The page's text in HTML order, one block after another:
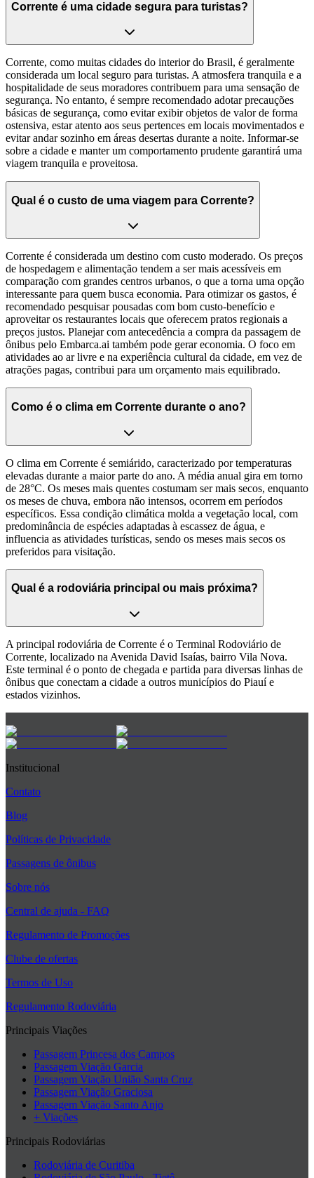
Corrente é uma cidade segura para turistas?
Corrente, como muitas cidades do interior do Brasil, é geralmente
considerada um local seguro para turistas. A atmosfera tranquila e a
hospitalidade de seus moradores contribuem para uma sensação de
segurança. No entanto, é sempre recomendado adotar precauções
básicas de segurança, como evitar exibir objetos de valor de forma
ostensiva, estar atento aos seus pertences em locais movimentados e
evitar andar sozinho em áreas desertas durante a noite. Informar-se
sobre a cidade e manter um comportamento prudente garantirá uma
viagem tranquila e proveitosa.
Qual é o custo de uma viagem para Corrente?
Corrente é considerada um destino com custo moderado. Os preços
de hospedagem e alimentação tendem a ser mais acessíveis em
comparação com grandes centros urbanos, o que a torna uma opção
interessante para quem busca economia. Para otimizar os gastos, é
recomendado pesquisar pousadas com bom custo-benefício e
aproveitar os restaurantes locais que oferecem pratos regionais a
preços justos. Planejar com antecedência a compra da passagem de
ônibus pelo Embarca.ai também pode gerar economia. O foco em
atividades ao ar livre e na experiência cultural da cidade, em vez de
atrações pagas, contribui para um orçamento mais equilibrado.
Como é o clima em Corrente durante o ano?
O clima em Corrente é semiárido, caracterizado por temperaturas
elevadas durante a maior parte do ano. A média anual gira em torno
de 28°C. Os meses mais quentes costumam ser mais secos, enquanto
os meses de chuva, embora não intensos, ocorrem em períodos
específicos. Essa condição climática molda a vegetação local, com
predominância de espécies adaptadas à escassez de água, e
influencia as atividades turísticas, sendo os meses mais secos os
preferidos para visitação.
Qual é a rodoviária principal ou mais próxima?
A principal rodoviária de Corrente é o Terminal Rodoviário de
Corrente, localizado na Avenida David Isaías, bairro Vila Nova.
Este terminal é o ponto de chegada e partida para diversas linhas de
ônibus que conectam a cidade a outros municípios do Piauí e
estados vizinhos.
Institucional
Contato
Blog
Políticas de Privacidade
Passagens de ônibus
Sobre nós
Central de ajuda - FAQ
Regulamento de Promoções
Clube de ofertas
Termos de Uso
Regulamento Rodoviária
Principais Viações
Passagem Princesa dos Campos
Passagem Viação Garcia
Passagem Viação União Santa Cruz
Passagem Viação Graciosa
Passagem Viação Santo Anjo
+ Viações
Principais Rodoviárias
Rodoviária de Curitiba